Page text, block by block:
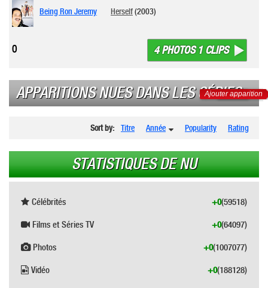
Being Ron Jeremy Herself(2003)
4 PHOTOS 1 CLIPS
0
APPARITIONS NUES DANS LES SÉRIES
Ajouter apparition
Sort by: Titre Année Popularity Rating
STATISTIQUES DE NU
Célébrités (59518)
+0
Films et Séries TV (64097)
+0
Photos (1007077)
+0
Vidéo (188128)
+0